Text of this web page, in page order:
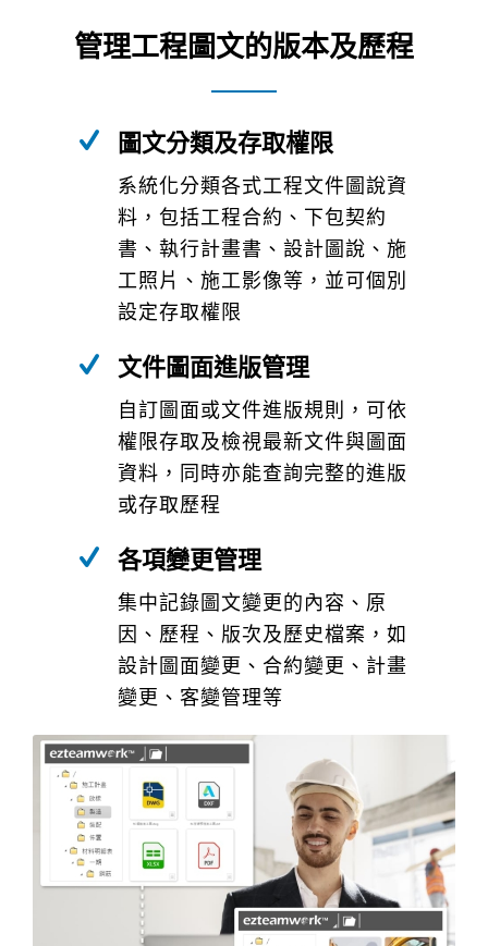
管理工程圖文的版本及歷程
圖文分類及存取權限
系統化分類各式工程文件圖說資
料，包括工程合約、下包契約
書、執行計畫書、設計圖說、施
工照片、施工影像等，並可個別
設定存取權限
文件圖面進版管理
自訂圖面或文件進版規則，可依
權限存取及檢視最新文件與圖面
資料，同時亦能查詢完整的進版
或存取歷程
各項變更管理
集中記錄圖文變更的內容、原
因、歷程、版次及歷史檔案，如
設計圖面變更、合約變更、計畫
變更、客變管理等